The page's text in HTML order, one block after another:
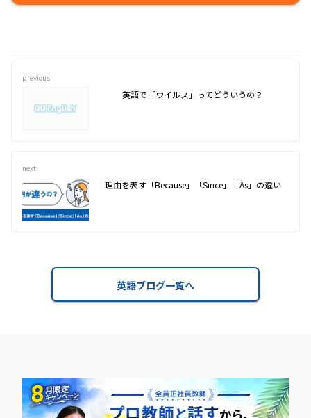
previous
英語で「ウイルス」ってどういうの？
next
理由を表す「Because」「Since」「As」の違い
英語ブログ一覧へ